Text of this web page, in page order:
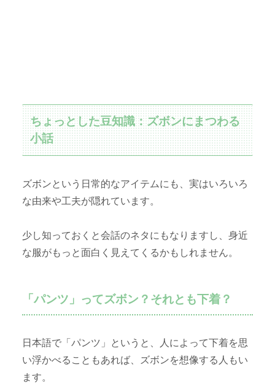
ちょっとした豆知識：ズボンにまつわる
小話
ズボンという日常的なアイテムにも、実はいろいろ
な由来や工夫が隠れています。
少し知っておくと会話のネタにもなりますし、身近
な服がもっと面白く見えてくるかもしれません。
「パンツ」ってズボン？それとも下着？
日本語で「パンツ」というと、人によって下着を思
い浮かべることもあれば、ズボンを想像する人もい
ます。